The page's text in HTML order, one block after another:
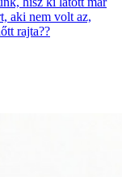
aki nem volt az,
rajta??